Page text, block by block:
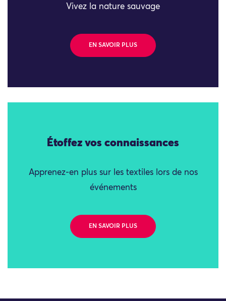
Vivez la nature sauvage
EN SAVOIR PLUS
Étoffez vos connaissances
Apprenez-en plus sur les textiles lors de nos
événements
EN SAVOIR PLUS